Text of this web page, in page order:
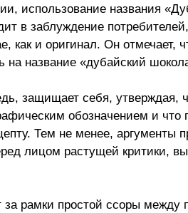
использование названия
в заблуждение
как и оригинал. Он отмечает,
на название «дубайский
защищает себя, утверждая,
обозначением и что
Тем не менее, аргументы
лицом растущей критики,
за рамки простой ссоры